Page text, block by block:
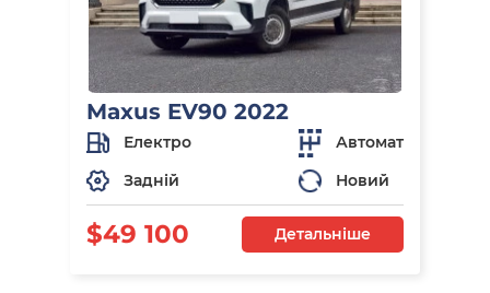
Maxus EV90 2022
Електро
Автомат
Задній
Новий
$49 100 Детальніше